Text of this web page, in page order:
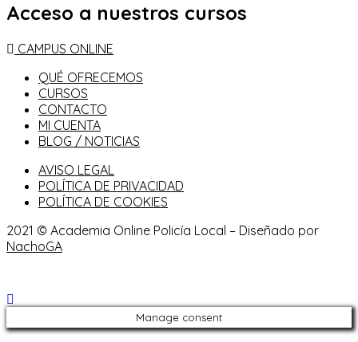
Acceso a nuestros cursos
CAMPUS ONLINE
QUÉ OFRECEMOS
CURSOS
CONTACTO
MI CUENTA
BLOG / NOTICIAS
AVISO LEGAL
POLÍTICA DE PRIVACIDAD
POLÍTICA DE COOKIES
2021 © Academia Online Policía Local – Diseñado por
NachoGA
Manage consent